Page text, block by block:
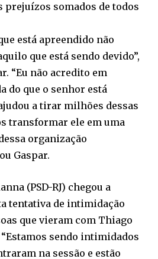
prejuízos somados de todos
está apreendido não
que está sendo devido”,
“Eu não acredito em
do que o senhor está
a tirar milhões dessas
transformar ele em uma
organização
Gaspar.
(PSD-RJ) chegou a
tentativa de intimidação
que vieram com Thiago
sendo intimidados
na sessão e estão